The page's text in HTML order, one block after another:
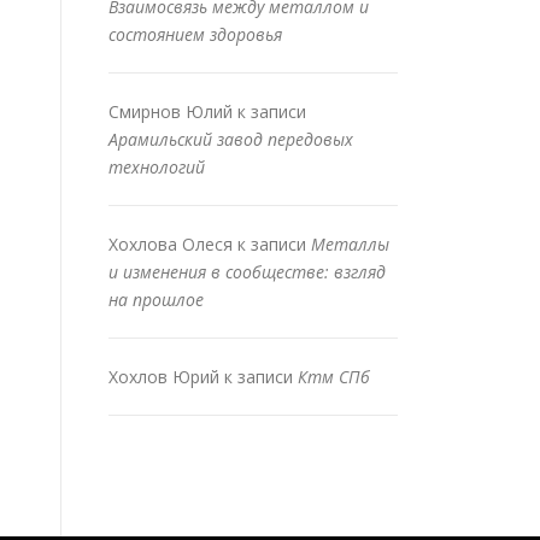
Взаимосвязь между металлом и
состоянием здоровья
Смирнов Юлий к записи
Арамильский завод передовых
технологий
Хохлова Олеся к записи Металлы
и изменения в сообществе: взгляд
на прошлое
Хохлов Юрий к записи Ктм СПб